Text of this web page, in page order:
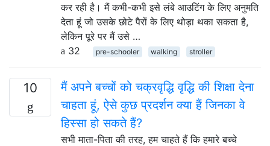
कर रही है। मैं कभी-कभी इसे लंबे आउटिंग के लिए अनुमति
देता हूं जो उसके छोटे पैरों के लिए थोड़ा थका सकता है,
लेकिन पूरे पर मैं उसे …
32
pre-schooler walking stroller
10
मैं अपने बच्चों को चक्रवृद्धि वृद्धि की शिक्षा देना
चाहता हूं, ऐसे कुछ प्रदर्शन क्या हैं जिनका वे
हिस्सा हो सकते हैं?
सभी माता-पिता की तरह, हम चाहते हैं कि हमारे बच्चे